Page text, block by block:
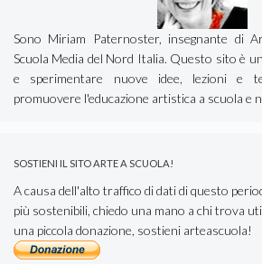
Sono Miriam Paternoster, insegnante di
Scuola Media del Nord Italia. Questo sito è
e sperimentare nuove idee, lezioni e
promuovere l'educazione artistica a scuola e
SOSTIENI IL SITO ARTE A SCUOLA!
A causa dell'alto traffico di dati di questo
più sostenibili, chiedo una mano a chi trova
una piccola donazione, sostieni arteascuola!